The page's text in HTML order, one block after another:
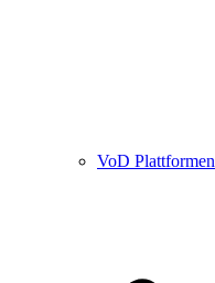
VoD Plattformen